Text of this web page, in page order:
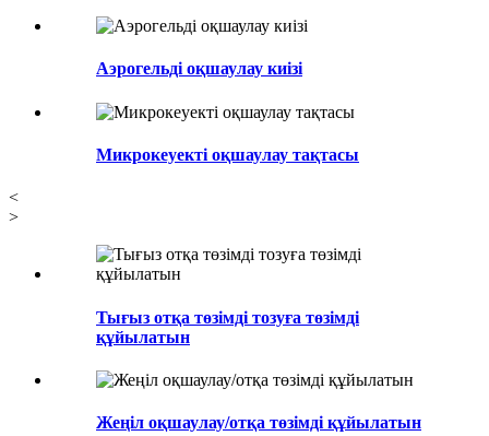
Аэрогельді оқшаулау киізі
Микрокеуекті оқшаулау тақтасы
<
>
Тығыз отқа төзімді тозуға төзімді
құйылатын
Жеңіл оқшаулау/отқа төзімді құйылатын